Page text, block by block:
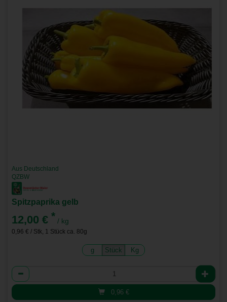
Aus Deutschland
QZBW
Spitzpaprika gelb
12,00 € * / kg
0,96 € / Stk, 1 Stück ca. 80g
g Stück Kg
Anzahl
0,96 €